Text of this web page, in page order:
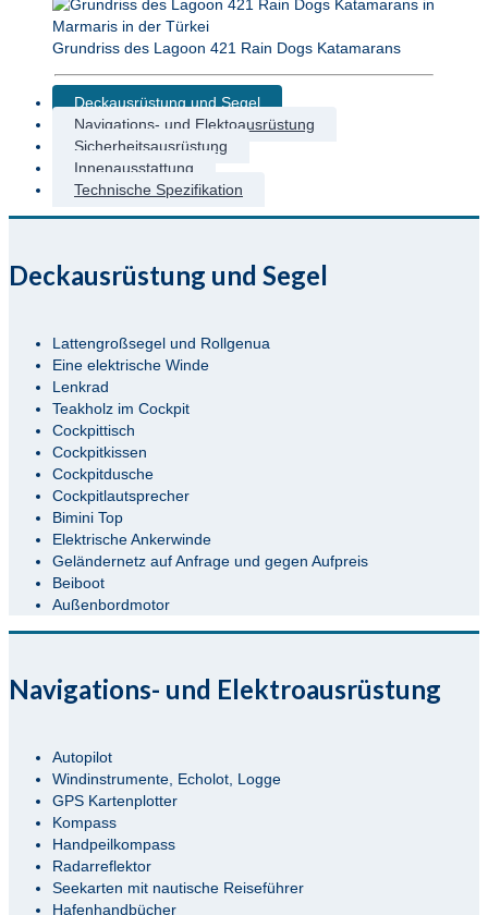
Grundriss des Lagoon 421 Rain Dogs Katamarans
Deckausrüstung und Segel
Navigations- und Elektoausrüstung
Sicherheitsausrüstung
Innenausstattung
Technische Spezifikation
Deckausrüstung und Segel
Lattengroßsegel und Rollgenua
Eine elektrische Winde
Lenkrad
Teakholz im Cockpit
Cockpittisch
Cockpitkissen
Cockpitdusche
Cockpitlautsprecher
Bimini Top
Elektrische Ankerwinde
Geländernetz auf Anfrage und gegen Aufpreis
Beiboot
Außenbordmotor
Navigations- und Elektroausrüstung
Autopilot
Windinstrumente, Echolot, Logge
GPS Kartenplotter
Kompass
Handpeilkompass
Radarreflektor
Seekarten mit nautische Reiseführer
Hafenhandbücher